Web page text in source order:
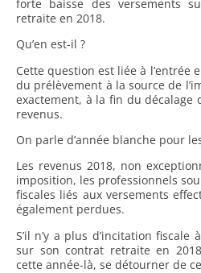
forte baisse des versements
retraite en 2018.
Qu’en est-il ?
Cette question est liée à l’entrée
du prélèvement à la source de
exactement, à la fin du décalage
revenus.
On parle d’année blanche pour
Les revenus 2018, non
imposition, les professionnels
fiscales liés aux versements
également perdues.
S’il n’y a plus d’incitation
sur son contrat retraite en
cette année-là, se détourner de